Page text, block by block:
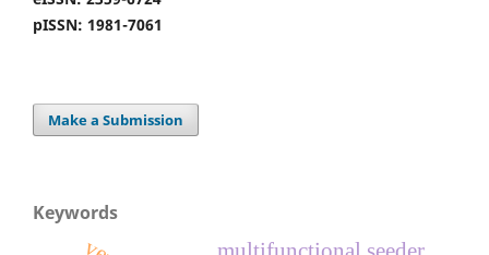
pISSN: 1981-7061
Make a Submission
Keywords
multifunctional seeder